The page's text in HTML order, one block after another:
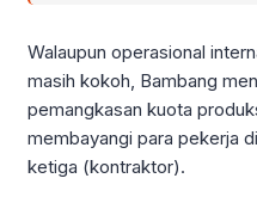
Walaupun operasional
masih kokoh, Bambang
pemangkasan kuota
membayangi para pekerja
ketiga (kontraktor).